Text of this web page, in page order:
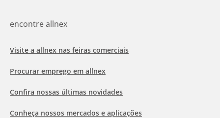
encontre allnex
Visite a allnex nas feiras comerciais
Procurar emprego em allnex
Confira nossas últimas novidades
Conheça nossos mercados e aplicações